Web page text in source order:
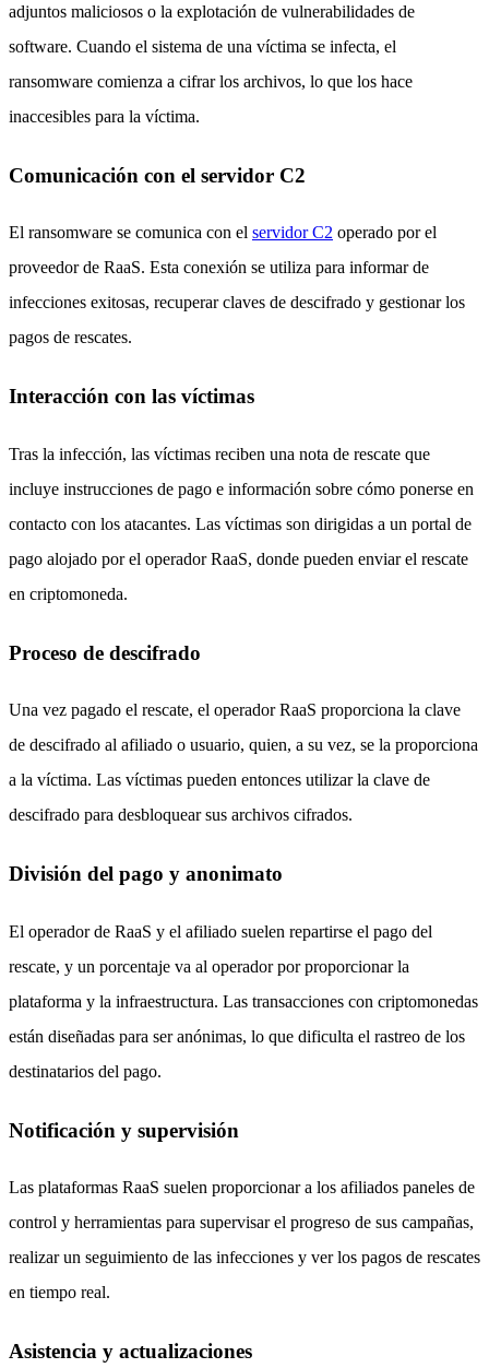
adjuntos maliciosos o la explotación de vulnerabilidades de
software. Cuando el sistema de una víctima se infecta, el
ransomware comienza a cifrar los archivos, lo que los hace
inaccesibles para la víctima.
Comunicación con el servidor C2
El ransomware se comunica con el servidor C2 operado por el
proveedor de RaaS. Esta conexión se utiliza para informar de
infecciones exitosas, recuperar claves de descifrado y gestionar los
pagos de rescates.
Interacción con las víctimas
Tras la infección, las víctimas reciben una nota de rescate que
incluye instrucciones de pago e información sobre cómo ponerse en
contacto con los atacantes. Las víctimas son dirigidas a un portal de
pago alojado por el operador RaaS, donde pueden enviar el rescate
en criptomoneda.
Proceso de descifrado
Una vez pagado el rescate, el operador RaaS proporciona la clave
de descifrado al afiliado o usuario, quien, a su vez, se la proporciona
a la víctima. Las víctimas pueden entonces utilizar la clave de
descifrado para desbloquear sus archivos cifrados.
División del pago y anonimato
El operador de RaaS y el afiliado suelen repartirse el pago del
rescate, y un porcentaje va al operador por proporcionar la
plataforma y la infraestructura. Las transacciones con criptomonedas
están diseñadas para ser anónimas, lo que dificulta el rastreo de los
destinatarios del pago.
Notificación y supervisión
Las plataformas RaaS suelen proporcionar a los afiliados paneles de
control y herramientas para supervisar el progreso de sus campañas,
realizar un seguimiento de las infecciones y ver los pagos de rescates
en tiempo real.
Asistencia y actualizaciones